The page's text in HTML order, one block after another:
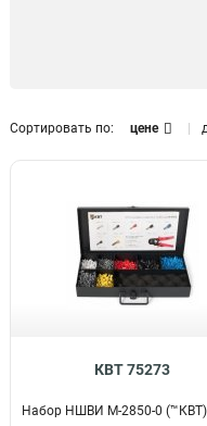
Сортировать по: цене
КВТ 75273
Набор НШВИ М-2850-0 (™КВТ)